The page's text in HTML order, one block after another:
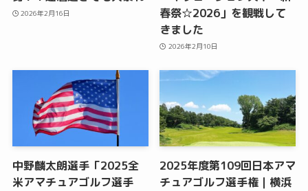
2026年2月16日
春祭☆2026」を観戦して
きました
2026年2月10日
中野麟太朗選手「2025全
米アマチュアゴルフ選手
2025年度第109回日本アマ
チュアゴルフ選手権｜横浜